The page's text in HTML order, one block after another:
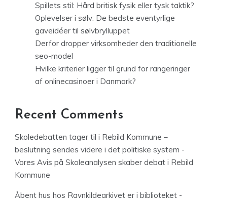
Spillets stil: Hård britisk fysik eller tysk taktik?
Oplevelser i sølv: De bedste eventyrlige
gaveidéer til sølvbrylluppet
Derfor dropper virksomheder den traditionelle
seo-model
Hvilke kriterier ligger til grund for rangeringer
af onlinecasinoer i Danmark?
Recent Comments
Skoledebatten tager til i Rebild Kommune –
beslutning sendes videre i det politiske system -
Vores Avis på Skoleanalysen skaber debat i Rebild
Kommune
Åbent hus hos Ravnkildearkivet er i biblioteket -